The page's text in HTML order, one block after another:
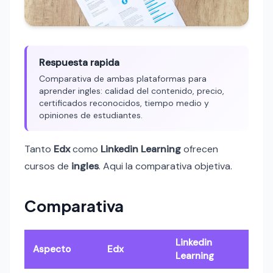
Respuesta rapida
Comparativa de ambas plataformas para
aprender ingles: calidad del contenido, precio,
certificados reconocidos, tiempo medio y
opiniones de estudiantes.
Tanto Edxcomo Linkedin Learningofrecen
cursos de ingles. Aqui la comparativa objetiva.
Comparativa
Aspecto Edx
Linkedin
Learning